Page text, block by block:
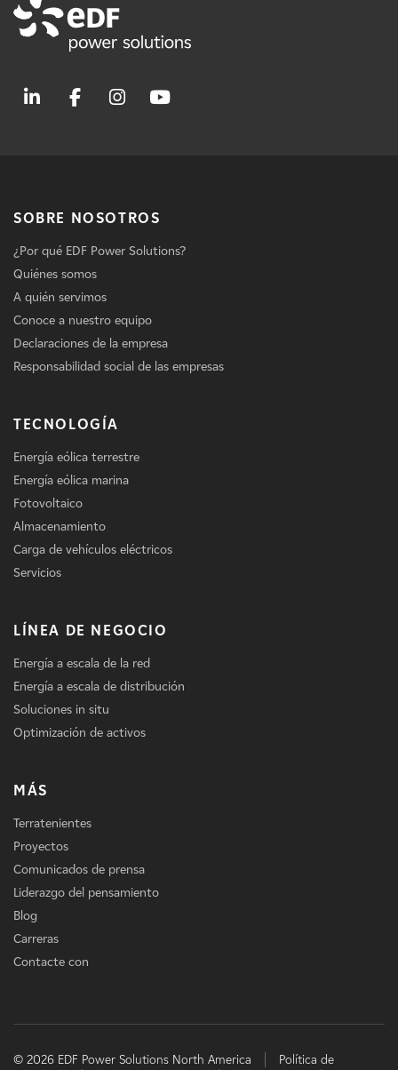
SOBRE NOSOTROS
¿Por qué EDF Power Solutions?
Quiénes somos
A quién servimos
Conoce a nuestro equipo
Declaraciones de la empresa
Responsabilidad social de las empresas
TECNOLOGÍA
Energía eólica terrestre
Energía eólica marina
Fotovoltaico
Almacenamiento
Carga de vehículos eléctricos
Servicios
LÍNEA DE NEGOCIO
Energía a escala de la red
Energía a escala de distribución
Soluciones in situ
Optimización de activos
MÁS
Terratenientes
Proyectos
Comunicados de prensa
Liderazgo del pensamiento
Blog
Carreras
Contacte con
© 2026 EDF Power Solutions North America
Política de